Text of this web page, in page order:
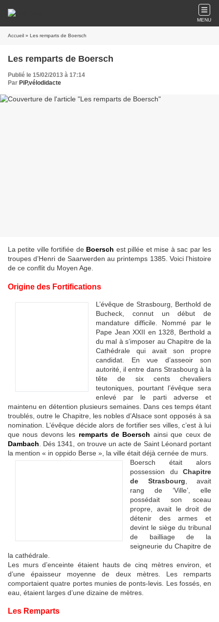
MENU
Accueil » Les remparts de Boersch
Les remparts de Boersch
Publié le 15/02/2013 à 17:14
Par PiP,vélodidacte
La petite ville fortifiée de Boersch est pillée et mise à sac par les
troupes d’Henri de Saarwerden au printemps 1385. Voici l’histoire
de ce conflit du Moyen Age.
Origine des Fortifications
L’évêque de Strasbourg, Berthold de
Bucheck, connut un début de
mandature difficile. Nommé par le
Pape Jean XXII en 1328, Berthold a
du mal à s’imposer au Chapitre de la
Cathédrale qui avait son propre
candidat. En vue d’asseoir son
autorité, il entre dans Strasbourg à la
tête de six cents chevaliers
teutoniques, pourtant l’évêque sera
enlevé par le parti adverse et
maintenu en détention plusieurs semaines. Dans ces temps étant
troublés, outre le Chapitre, les nobles d’Alsace sont opposés à sa
nomination. L’évêque décide alors de fortifier ses villes, c’est à lui
que nous devons les remparts de Boersch ainsi que ceux de
Dambach . Dés 1341, on trouve un acte de Saint Léonard portant
la mention « in oppido Berse », la ville était déjà cernée de murs.
Boersch était alors
possession du Chapitre
de Strasbourg , avait
rang de ‘Ville’, elle
possédait son sceau
propre, avait le droit de
détenir des armes et
devint le siège du tribunal
de bailliage de la
seigneurie du Chapitre de
la cathédrale.
Les murs d’enceinte étaient hauts de cinq mètres environ, et
d’une épaisseur moyenne de deux mètres. Les remparts
comportaient quatre portes munies de ponts-levis. Les fossés, en
eau, étaient larges d’une dizaine de mètres.
Les Remparts